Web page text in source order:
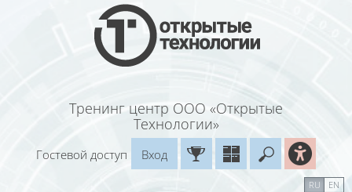
Перейти к основному содержанию
Тренинг центр ООО «Открытые
Технологии»
Введите
Гостевой доступ
Вход
RU EN